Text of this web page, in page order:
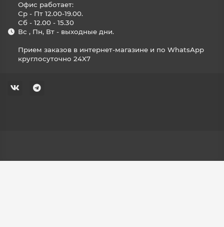
Офис работает:
Ср - Пт 12.00-19.00.
Сб - 12.00 - 15.30
Вс , Пн, Вт - выходные дни.
Прием заказов в интернет-магазине и по WhatsApp
круглосуточно 24X7